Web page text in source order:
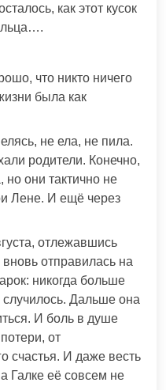
как этот кусок
что никто ничего
была как
не ела, не пила.
родители. Конечно,
но они тактично не
Лене. И ещё через
отлежавшись
отправилась на
никогда больше
случилось. Дальше она
И боль в душе
от
счастья. И даже весть
Галке её совсем не